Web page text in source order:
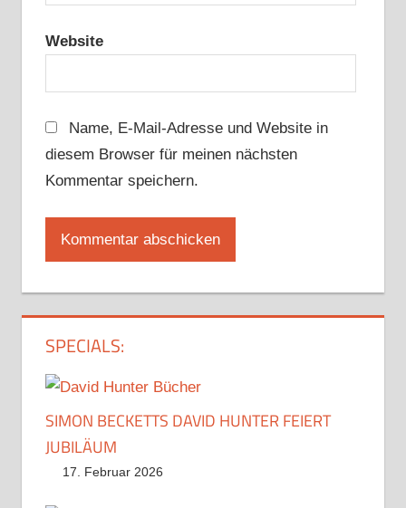
Website
Name, E-Mail-Adresse und Website in
diesem Browser für meinen nächsten
Kommentar speichern.
SPECIALS:
SIMON BECKETTS DAVID HUNTER FEIERT
JUBILÄUM
17. Februar 2026